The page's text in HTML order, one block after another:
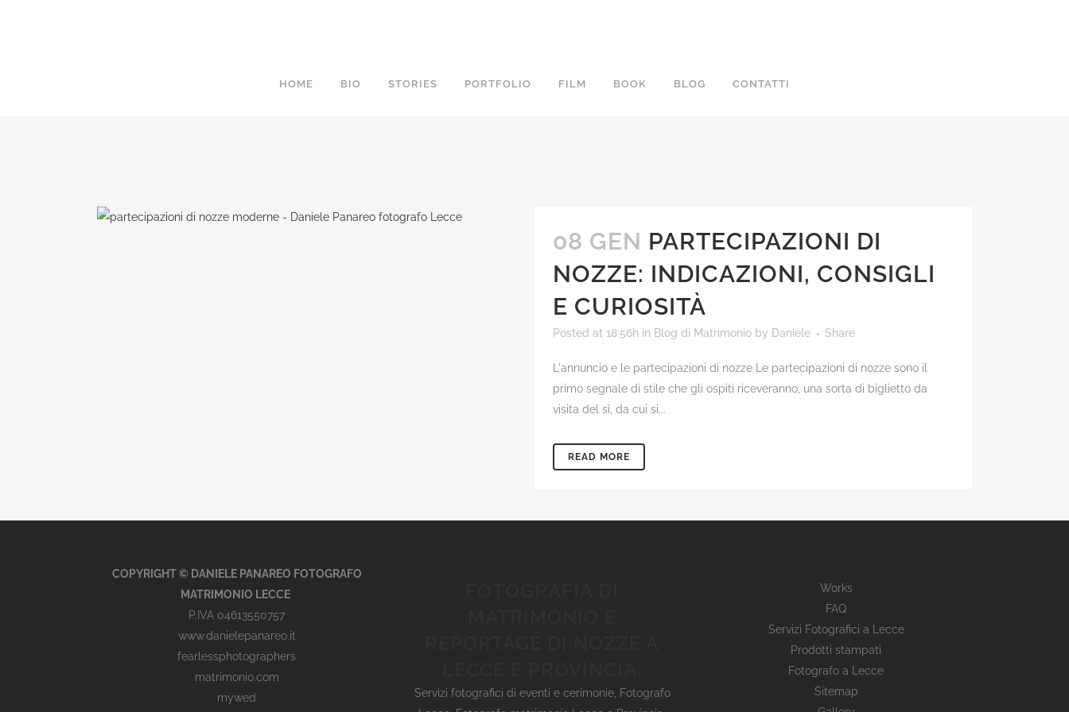
HOME BIO STORIES PORTFOLIO FILM BOOK BLOG CONTATTI
08 GEN PARTECIPAZIONI DI
NOZZE: INDICAZIONI, CONSIGLI
E CURIOSITÀ
Posted at 18:56h in Blog di Matrimonio by Daniele Share
L'annuncio e le partecipazioni di nozze Le partecipazioni di nozze sono il
primo segnale di stile che gli ospiti riceveranno, una sorta di biglietto da
visita del sì, da cui si...
READ MORE
COPYRIGHT © DANIELE PANAREO FOTOGRAFO
MATRIMONIO LECCE
P.IVA 04613550757
www.danielepanareo.it
fearlessphotographers
matrimonio.com
mywed
Servizi fotografici di eventi e cerimonie, Fotografo
Works
FAQ
Servizi Fotografici a Lecce
Prodotti stampati
Fotografo a Lecce
Sitemap